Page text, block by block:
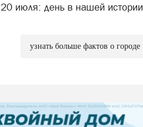
20 июля: день в нашей истории
узнать больше фактов о городе